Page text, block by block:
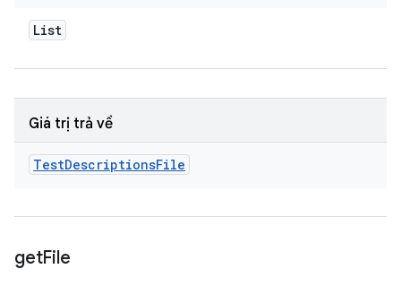
List
Giá trị trả về
TestDescriptionsFile
getFile